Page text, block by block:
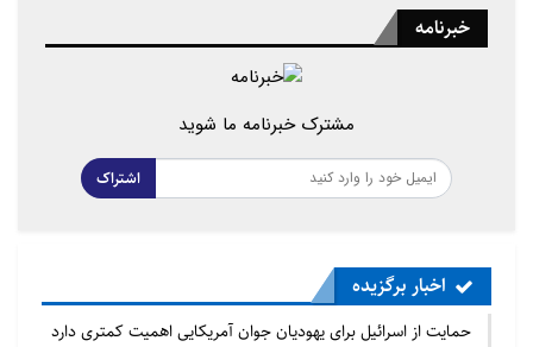
خبرنامه
مشترک خبرنامه ما شوید
اشتراک
اخبار برگزیده
حمایت از اسرائیل برای یهودیان جوان آمریکایی اهمیت کمتری دارد